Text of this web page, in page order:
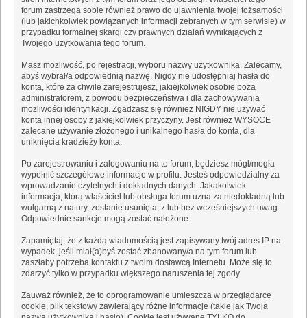
forum zastrzega sobie również prawo do ujawnienia twojej tożsamości
(lub jakichkolwiek powiązanych informacji zebranych w tym serwisie) w
przypadku formalnej skargi czy prawnych działań wynikających z
Twojego użytkowania tego forum.
Masz możliwość, po rejestracji, wyboru nazwy użytkownika. Zalecamy,
abyś wybrał/a odpowiednią nazwę. Nigdy nie udostępniaj hasła do
konta, które za chwile zarejestrujesz, jakiejkolwiek osobie poza
administratorem, z powodu bezpieczeństwa i dla zachowywania
możliwości identyfikacji. Zgadzasz się również NIGDY nie używać
konta innej osoby z jakiejkolwiek przyczyny. Jest również WYSOCE
zalecane używanie złożonego i unikalnego hasła do konta, dla
uniknięcia kradzieży konta.
Po zarejestrowaniu i zalogowaniu na to forum, będziesz mógł/mogła
wypełnić szczegółowe informacje w profilu. Jesteś odpowiedzialny za
wprowadzanie czytelnych i dokładnych danych. Jakakolwiek
informacja, którą właściciel lub obsługa forum uzna za niedokładną lub
wulgarną z natury, zostanie usunięta, z lub bez wcześniejszych uwag.
Odpowiednie sankcje mogą zostać nałożone.
Zapamiętaj, że z każdą wiadomością jest zapisywany twój adres IP na
wypadek, jeśli miał(a)byś zostać zbanowany/a na tym forum lub
zaszłaby potrzeba kontaktu z twoim dostawcą Internetu. Może się to
zdarzyć tylko w przypadku większego naruszenia tej zgody.
Zauważ również, że to oprogramowanie umieszcza w przeglądarce
cookie, plik tekstowy zawierający różne informacje (takie jak Twoja